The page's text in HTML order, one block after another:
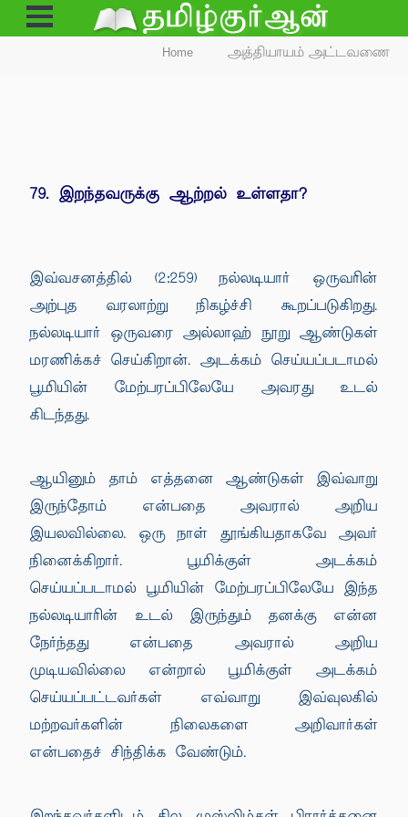
Open
Menu
Home அத்தியாயம் அட்டவணை
79. இறந்தவருக்கு ஆற்றல் உள்ளதா?
இவ்வசனத்தில் (2:259) நல்லடியார் ஒருவரின்
அற்புத வரலாற்று நிகழ்ச்சி கூறப்படுகிறது.
நல்லடியார் ஒருவரை அல்லாஹ் நூறு ஆண்டுகள்
மரணிக்கச் செய்கிறான். அடக்கம் செய்யப்படாமல்
பூமியின் மேற்பரப்பிலேயே அவரது உடல்
கிடந்தது.
ஆயினும் தாம் எத்தனை ஆண்டுகள் இவ்வாறு
இருந்தோம் என்பதை அவரால் அறிய
இயலவில்லை. ஒரு நாள் தூங்கியதாகவே அவர்
நினைக்கிறார். பூமிக்குள் அடக்கம்
செய்யப்படாமல் பூமியின் மேற்பரப்பிலேயே இந்த
நல்லடியாரின் உடல் இருந்தும் தனக்கு என்ன
நேர்ந்தது என்பதை அவரால் அறிய
முடியவில்லை என்றால் பூமிக்குள் அடக்கம்
செய்யப்பட்டவர்கள் எவ்வாறு இவ்வுலகில்
மற்றவர்களின் நிலைகளை அறிவார்கள்
என்பதைச் சிந்திக்க வேண்டும்.